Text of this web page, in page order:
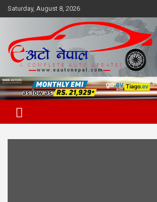
Skip
to
Saturday, August 8, 2026